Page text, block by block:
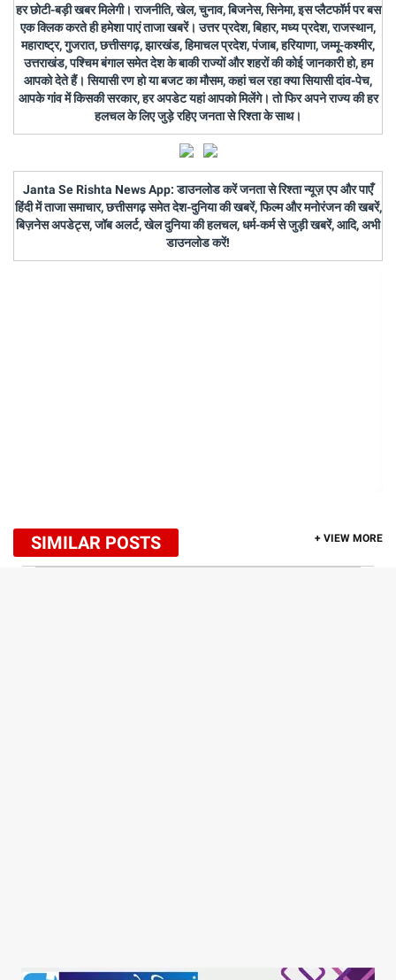
हर छोटी-बड़ी खबर मिलेगी। राजनीति, खेल, चुनाव, बिजनेस, सिनेमा, इस प्लैटफॉर्म पर बस
एक क्लिक करते ही हमेशा पाएं ताजा खबरें। उत्तर प्रदेश, बिहार, मध्य प्रदेश, राजस्थान,
महाराष्ट्र, गुजरात, छत्तीसगढ़, झारखंड, हिमाचल प्रदेश, पंजाब, हरियाणा, जम्मू-कश्मीर,
उत्तराखंड, पश्चिम बंगाल समेत देश के बाकी राज्यों और शहरों की कोई जानकारी हो, हम
आपको देते हैं। सियासी रण हो या बजट का मौसम, कहां चल रहा क्या सियासी दांव-पेच,
आपके गांव में किसकी सरकार, हर अपडेट यहां आपको मिलेंगे। तो फिर अपने राज्य की हर
हलचल के लिए जुड़े रहिए जनता से रिश्ता के साथ।
Janta Se Rishta News App: डाउनलोड करें जनता से रिश्ता न्यूज़ एप और पाएँ
हिंदी में ताजा समाचार, छत्तीसगढ़ समेत देश-दुनिया की खबरें, फिल्म और मनोरंजन की खबरें,
बिज़नेस अपडेट्स, जॉब अलर्ट, खेल दुनिया की हलचल, धर्म-कर्म से जुड़ी खबरें, आदि, अभी
डाउनलोड करें!
SIMILAR POSTS + VIEW MORE